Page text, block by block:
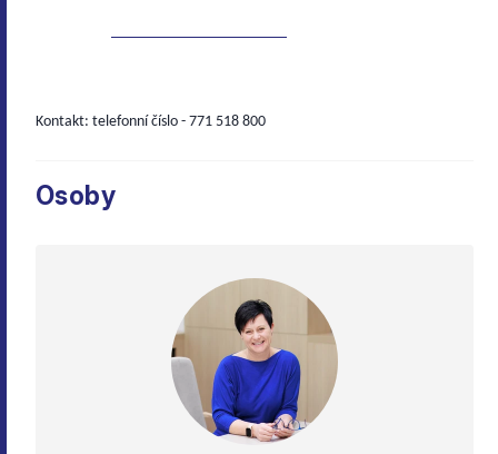
Kontakt: telefonní číslo - 771 518 800
Osoby